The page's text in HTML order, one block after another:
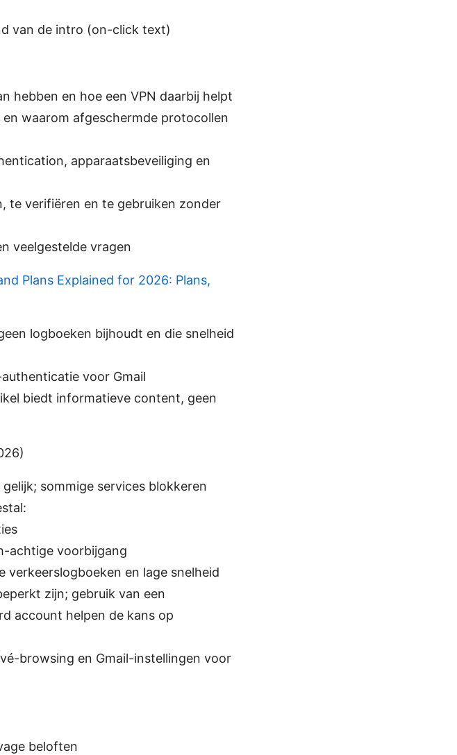
van de intro (on-click text)
hebben en hoe een VPN daarbij helpt
waarom afgeschermde protocollen
apparaatsbeveiliging en
te verifiëren en te gebruiken zonder
veelgestelde vragen
Plans Explained for 2026: Plans,
logboeken bijhoudt en die snelheid
voor Gmail
biedt informatieve content, geen
sommige services blokkeren
achtige voorbijgang
verkeerslogboeken en lage snelheid
zijn; gebruik van een
account helpen de kans op
browsing en Gmail-instellingen voor
beloften